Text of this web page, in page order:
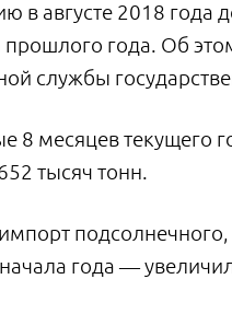
в августе 2018 года
прошлого года. Об
службы
8 месяцев текущего
тысяч тонн.
года —